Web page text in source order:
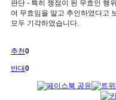
판단 - 특히 쟁점이 된 무효인 행
여 무효임을 알고 추인하였다고
모두 기각하였습니다.
추천0
반대0